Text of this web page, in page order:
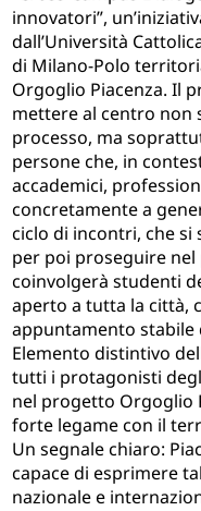
innovatori”,
dall’Università
di Milano-Polo
Orgoglio Piacenza. Il
mettere al centro non
processo, ma
persone che, in
accademici,
concretamente a
ciclo di incontri, che
per poi proseguire
coinvolgerà studenti
aperto a tutta la città,
appuntamento stabile
Elemento distintivo
tutti i protagonisti
nel progetto Orgoglio
forte legame con il
Un segnale chiaro:
capace di esprimere
nazionale e